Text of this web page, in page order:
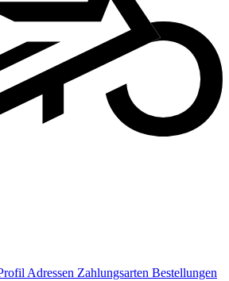
Adressen Zahlungsarten Bestellungen